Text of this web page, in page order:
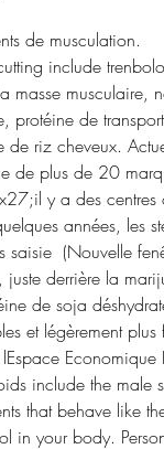
de musculation.
include
musculaire,
de
riz cheveux.
de plus de 20
y a des
années, les
saisie ﻿ (Nouvelle
derrière la
de soja
et légèrement
include the male
that behave like
in your body.